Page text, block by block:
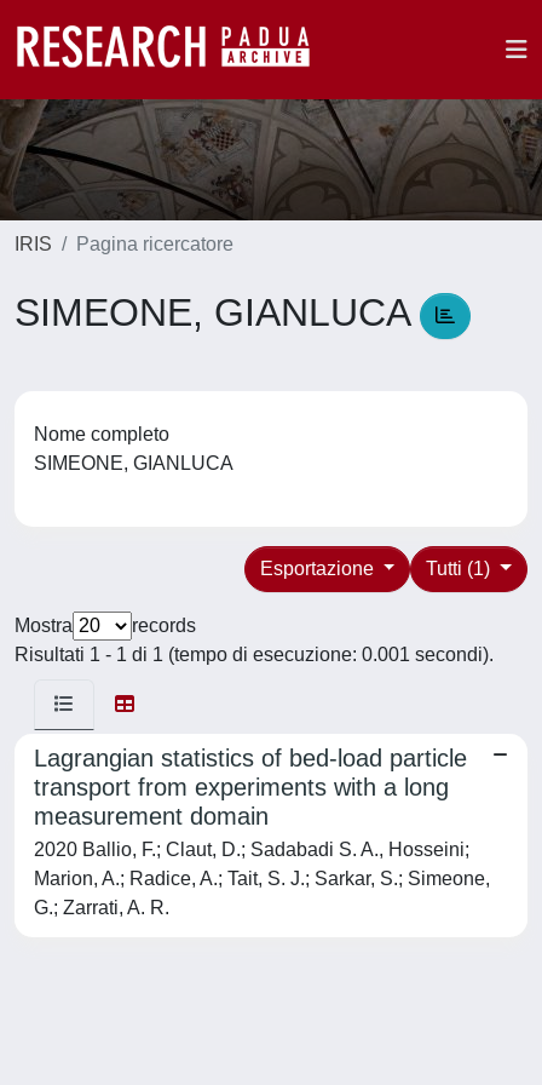
IRIS Pagina ricercatore
SIMEONE, GIANLUCA
Nome completo
SIMEONE, GIANLUCA
Tutti (1)
Esportazione
Mostra
records
Risultati 1 - 1 di 1 (tempo di esecuzione: 0.001 secondi).
Lagrangian statistics of bed-load particle
transport from experiments with a long
measurement domain
2020 Ballio, F.; Claut, D.; Sadabadi S. A., Hosseini;
Marion, A.; Radice, A.; Tait, S. J.; Sarkar, S.; Simeone,
G.; Zarrati, A. R.